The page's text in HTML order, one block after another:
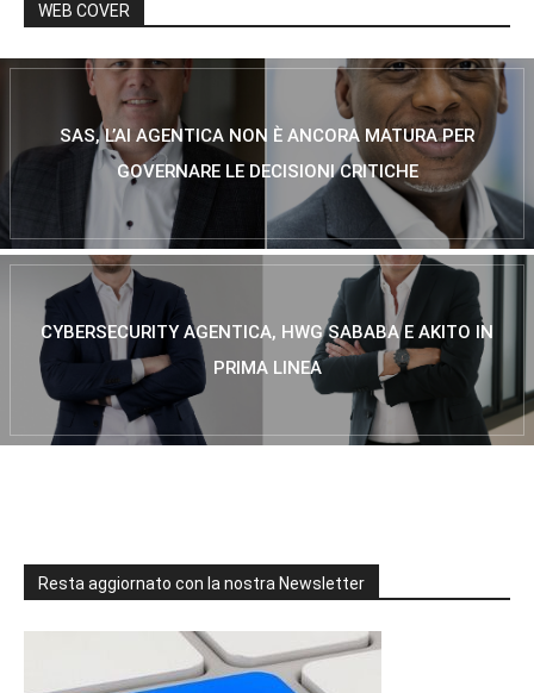
WEB COVER
SAS, L’AI AGENTICA NON È ANCORA MATURA PER
GOVERNARE LE DECISIONI CRITICHE
CYBERSECURITY AGENTICA, HWG SABABA E AKITO IN
PRIMA LINEA
Resta aggiornato con la nostra Newsletter